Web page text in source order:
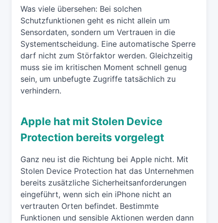
Was viele übersehen: Bei solchen
Schutzfunktionen geht es nicht allein um
Sensordaten, sondern um Vertrauen in die
Systementscheidung. Eine automatische Sperre
darf nicht zum Störfaktor werden. Gleichzeitig
muss sie im kritischen Moment schnell genug
sein, um unbefugte Zugriffe tatsächlich zu
verhindern.
Apple hat mit Stolen Device
Protection bereits vorgelegt
Ganz neu ist die Richtung bei Apple nicht. Mit
Stolen Device Protection hat das Unternehmen
bereits zusätzliche Sicherheitsanforderungen
eingeführt, wenn sich ein iPhone nicht an
vertrauten Orten befindet. Bestimmte
Funktionen und sensible Aktionen werden dann